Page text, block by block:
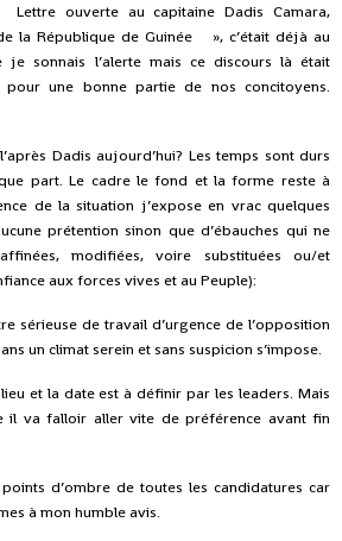
ouverte au capitaine Dadis Camara,
la République de Guinée », c’était déjà au
sonnais l’alerte mais ce discours là était
pour une bonne partie de nos concitoyens.
Dadis aujourd’hui? Les temps sont durs
part. Le cadre le fond et la forme reste à
de la situation j’expose en vrac quelques
prétention sinon que d’ébauches qui ne
modifiées, voire substituées ou/et
aux forces vives et au Peuple):
sérieuse de travail d’urgence de l’opposition
un climat serein et sans suspicion s’impose.
et la date est à définir par les leaders. Mais
il va falloir aller vite de préférence avant fin
d’ombre de toutes les candidatures car
à mon humble avis.